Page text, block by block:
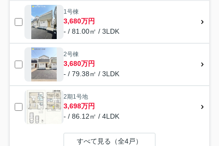
1号棟
3,680万円
- / 81.00㎡ / 3LDK
2号棟
3,680万円
- / 79.38㎡ / 3LDK
2期1号地
3,698万円
- / 86.12㎡ / 4LDK
すべて見る（全4戸）